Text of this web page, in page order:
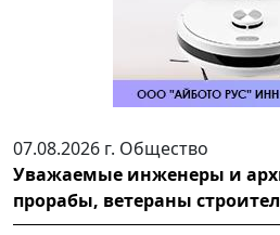
07.08.2026 г. Общество
Уважаемые инженеры и
прорабы, ветераны